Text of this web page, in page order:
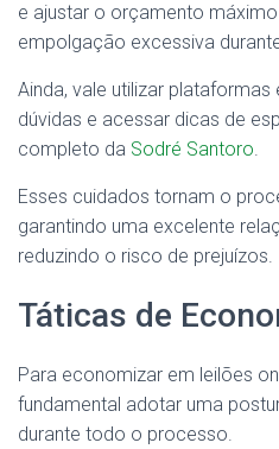
e ajustar o orçamento
empolgação excessiva
Ainda, vale utilizar
dúvidas e acessar dicas de
completo da Sodré Santoro.
Esses cuidados tornam o
garantindo uma excelente
reduzindo o risco de prejuízos.
Táticas de
Para economizar em leilões
fundamental adotar uma
durante todo o processo.